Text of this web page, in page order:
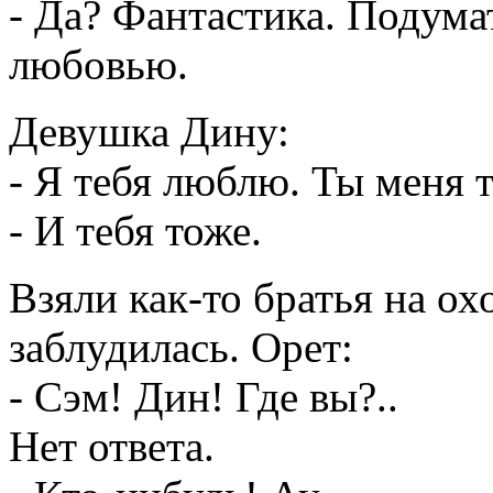
- Да? Фантастика.
любовью.
Девушка Дину:
- Я тебя люблю. Ты меня
- И тебя тоже.
Взяли как-то братья на
заблудилась. Орет:
- Сэм! Дин! Где вы?..
Нет ответа.